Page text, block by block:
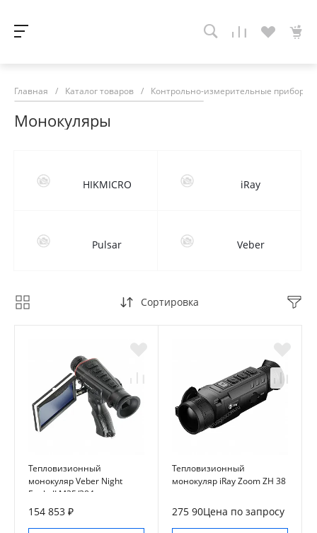
Главная / Каталог товаров / Контрольно-измерительные приборы
Монокуляры
HIKMICRO iRay
Pulsar Veber
Сортировка
Тепловизионный
монокуляр Veber Night
Eagle II M35/384
154 853 ₽
Тепловизионный
монокуляр iRay Zoom ZH 38
275 90Цена по запросу